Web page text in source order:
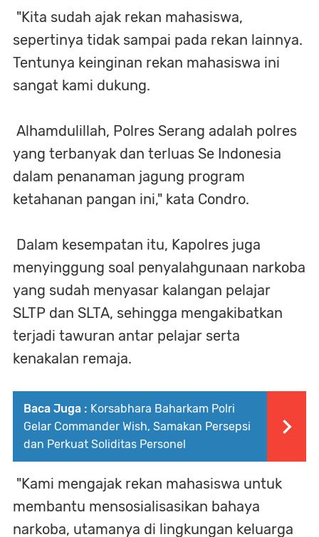
"Kita sudah ajak rekan mahasiswa,
sepertinya tidak sampai pada rekan lainnya.
Tentunya keinginan rekan mahasiswa ini
sangat kami dukung.
Alhamdulillah, Polres Serang adalah polres
yang terbanyak dan terluas Se Indonesia
dalam penanaman jagung program
ketahanan pangan ini," kata Condro.
Dalam kesempatan itu, Kapolres juga
menyinggung soal penyalahgunaan narkoba
yang sudah menyasar kalangan pelajar
SLTP dan SLTA, sehingga mengakibatkan
terjadi tawuran antar pelajar serta
kenakalan remaja.
Baca Juga : Korsabhara Baharkam Polri
Gelar Commander Wish, Samakan Persepsi
dan Perkuat Soliditas Personel
"Kami mengajak rekan mahasiswa untuk
membantu mensosialisasikan bahaya
narkoba, utamanya di lingkungan keluarga